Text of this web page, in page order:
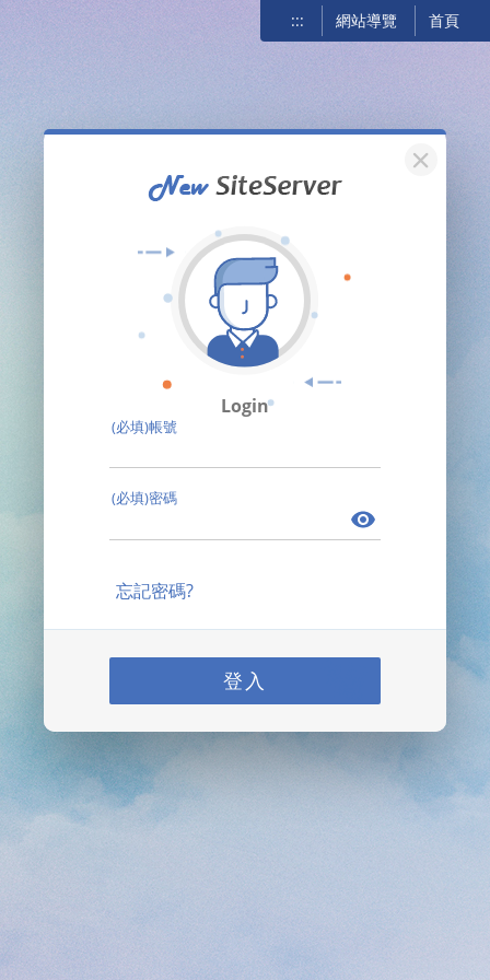
::: 網站導覽 首頁
關閉
Login
(必填)帳號
(必填)密碼
忘記密碼?
登入